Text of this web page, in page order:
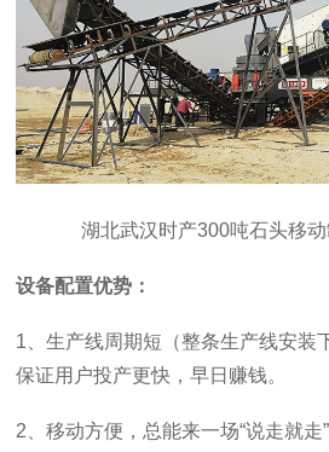
湖北武汉时产300吨石头移
设备配置优势：
1、生产线周期短（整条生产线安装
保证用户投产更快，早日赚钱。
2、移动方便，总能来一场“说走就走